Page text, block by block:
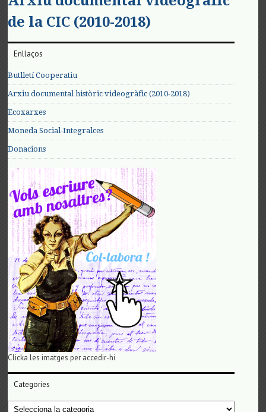
de la CIC (2010-2018)
Enllaços
Butlletí Cooperatiu
Arxiu documental històric videogràfic (2010-2018)
Ecoxarxes
Moneda Social-Integralces
Donacions
Clicka les imatges per accedir-hi
Categories
Categories